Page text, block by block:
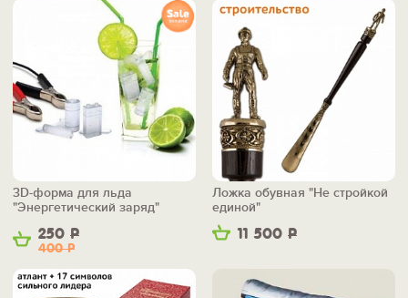
250 Р
400Р
3D-форма для льда
"Энергетический заряд"
11 500 Р
Ложка обувная "Не стройкой
единой"